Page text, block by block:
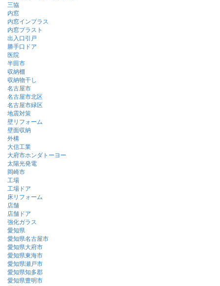
三協
内窓
内窓インプラス
内窓プラスト
出入口引戸
勝手口ドア
医院
半田市
収納棚
収納物干し
名古屋市
名古屋市北区
名古屋市緑区
地震対策
壁リフォーム
壁面収納
外構
大信工業
大府市ホンダトーヨー
太陽光発電
岡崎市
工場
工場ドア
床リフォーム
店舗
店舗ドア
強化ガラス
愛知県
愛知県名古屋市
愛知県大府市
愛知県東海市
愛知県瀬戸市
愛知県知多郡
愛知県豊明市